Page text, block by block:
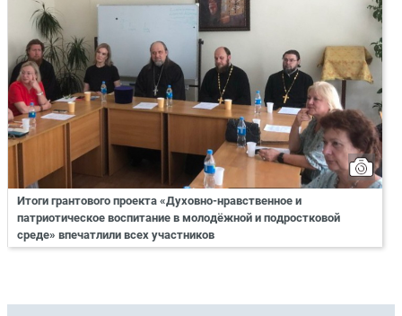
Итоги грантового проекта «Духовно-нравственное и
патриотическое воспитание в молодёжной и подростковой
среде» впечатлили всех участников